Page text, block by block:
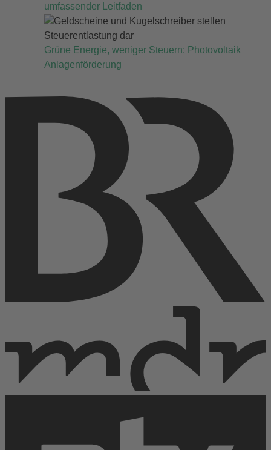
umfassender Leitfaden
Grüne Energie, weniger Steuern: Photovoltaik
Anlagenförderung